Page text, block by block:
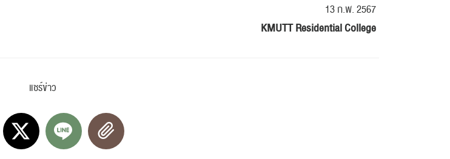
13 ก.พ. 2567
KMUTT Residential College
แชร์ข่าว